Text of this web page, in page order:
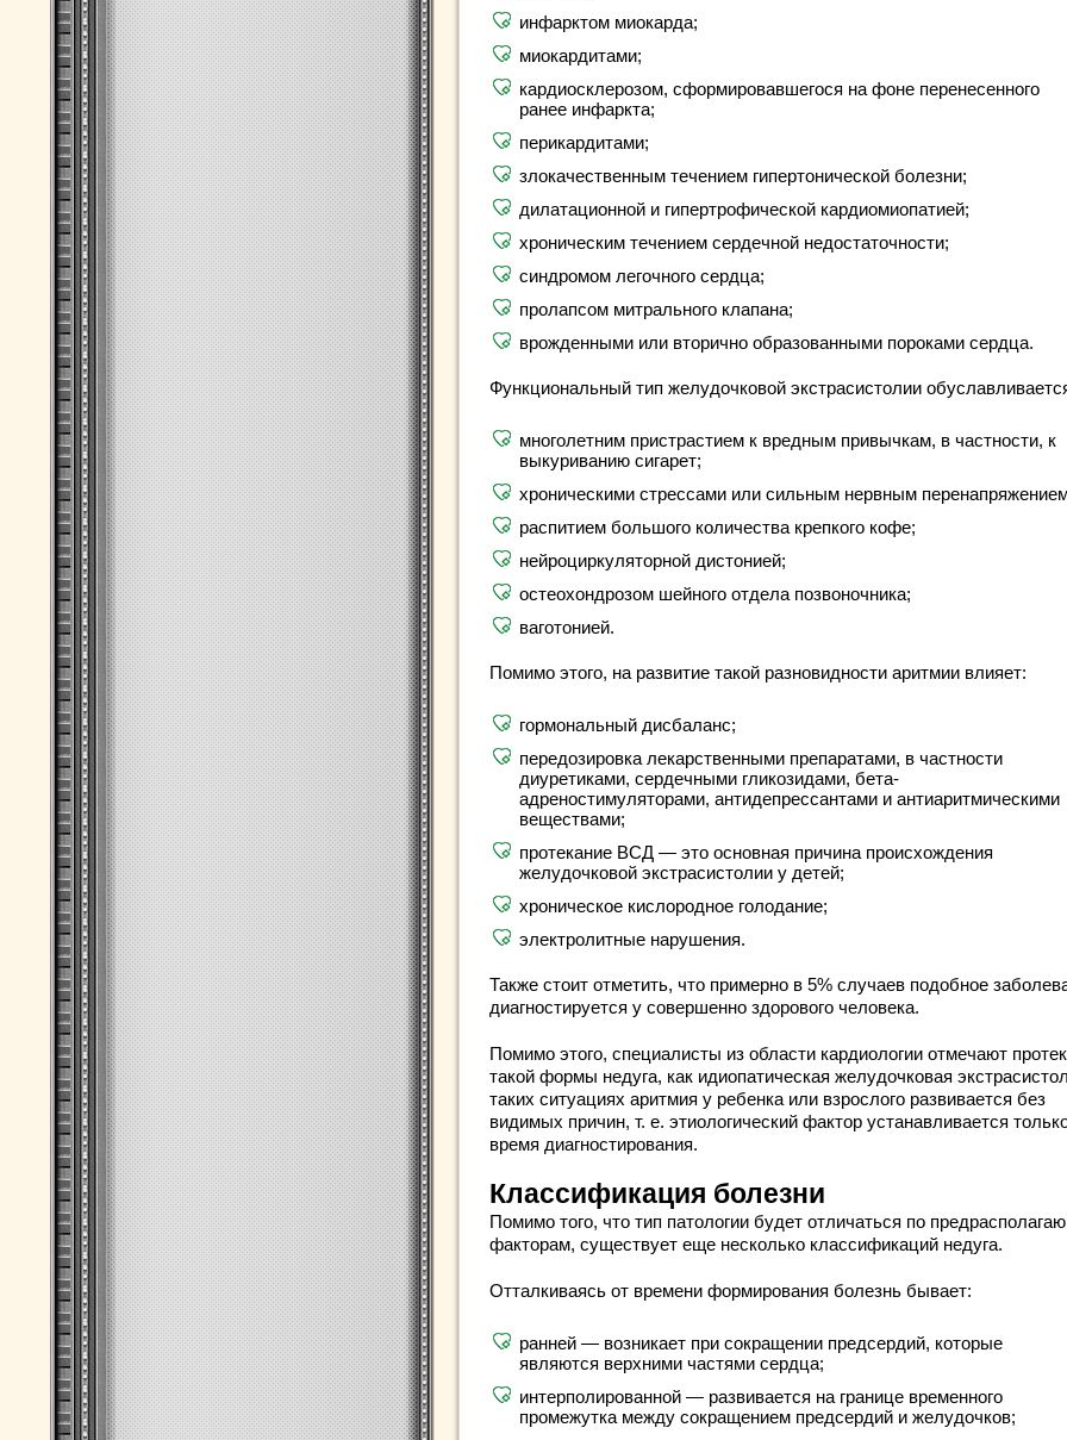
инфарктом миокарда;
миокардитами;
кардиосклерозом, сформировавшегося на фоне перенесенного
ранее инфаркта;
перикардитами;
злокачественным течением гипертонической болезни;
дилатационной и гипертрофической кардиомиопатией;
хроническим течением сердечной недостаточности;
синдромом легочного сердца;
пролапсом митрального клапана;
врожденными или вторично образованными пороками сердца.
Функциональный тип желудочковой экстрасистолии
многолетним пристрастием к вредным привычкам, в частности, к
выкуриванию сигарет;
хроническими стрессами или сильным нервным
распитием большого количества крепкого кофе;
нейроциркуляторной дистонией;
остеохондрозом шейного отдела позвоночника;
ваготонией.
Помимо этого, на развитие такой разновидности аритмии влияет:
гормональный дисбаланс;
передозировка лекарственными препаратами, в частности
диуретиками, сердечными гликозидами, бета-
адреностимуляторами, антидепрессантами и антиаритмическими
веществами;
протекание ВСД — это основная причина происхождения
желудочковой экстрасистолии у детей;
хроническое кислородное голодание;
электролитные нарушения.
Также стоит отметить, что примерно в 5% случаев подобное
диагностируется у совершенно здорового человека.
Помимо этого, специалисты из области кардиологии отмечают
такой формы недуга, как идиопатическая желудочковая
таких ситуациях аритмия у ребенка или взрослого развивается без
видимых причин, т. е. этиологический фактор устанавливается
время диагностирования.
Классификация болезни
Помимо того, что тип патологии будет отличаться по
факторам, существует еще несколько классификаций недуга.
Отталкиваясь от времени формирования болезнь бывает:
ранней — возникает при сокращении предсердий, которые
являются верхними частями сердца;
интерполированной — развивается на границе временного
промежутка между сокращением предсердий и желудочков;